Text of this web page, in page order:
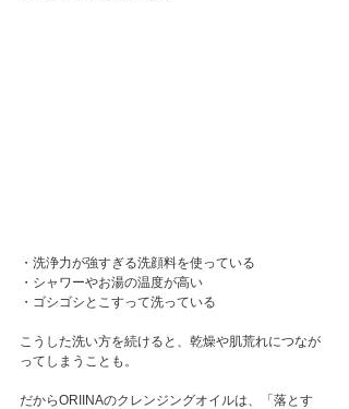
・洗浄力が強すぎる洗顔料を使っている
・シャワーやお湯の温度が高い
・ゴシゴシとこすって洗っている
こうした洗い方を続けると、乾燥や肌荒れにつなが
ってしまうことも。
だからORIINAのクレンジングオイルは、「落とす